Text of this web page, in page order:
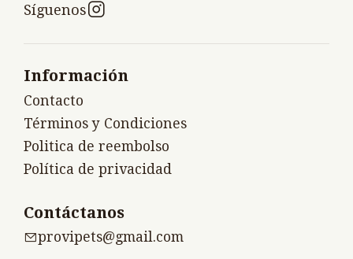
Síguenos
Información
Contacto
Términos y Condiciones
Politica de reembolso
Política de privacidad
Contáctanos
provipets@gmail.com